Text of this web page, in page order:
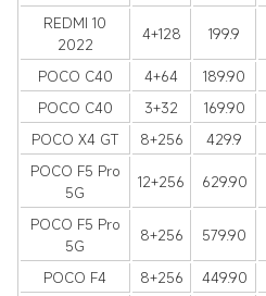
REDMI 10
2022
4+128 199.9
POCO C40 4+64 189.90
POCO C40
3+32 169.90
POCO X4 GT
8+256 429.9
POCO F5 Pro
5G
12+256 629.90
POCO F5 Pro
5G
8+256 579.90
POCO F4 8+256 449.90